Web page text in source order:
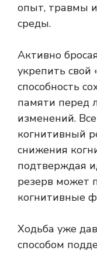
опыт, травмы
среды.
Активно
укрепить свой
способность
памяти перед
изменений.
когнитивный
снижения
подтверждая
резерв может
когнитивные
Ходьба уже
способом